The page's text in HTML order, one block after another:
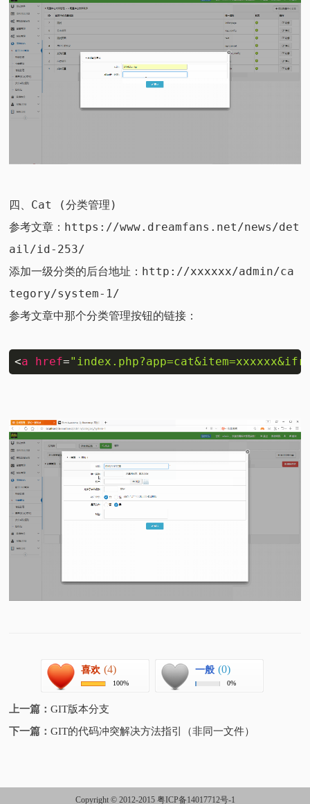
四、Cat (分类管理)
参考文章： https://www.dreamfans.net/news/det
ail/id-253/
添加一级分类的后台地址：http://xxxxxx/admin/ca
tegory/system-1/
参考文章中那个分类管理按钮的链接：
<a href=
喜欢 (4)
100%
一般 (0)
0%
上一篇：GIT版本分支
下一篇：GIT的代码冲突解决方法指引（非同一文件）
Copyright © 2012-2015 粤ICP备14017712号-1